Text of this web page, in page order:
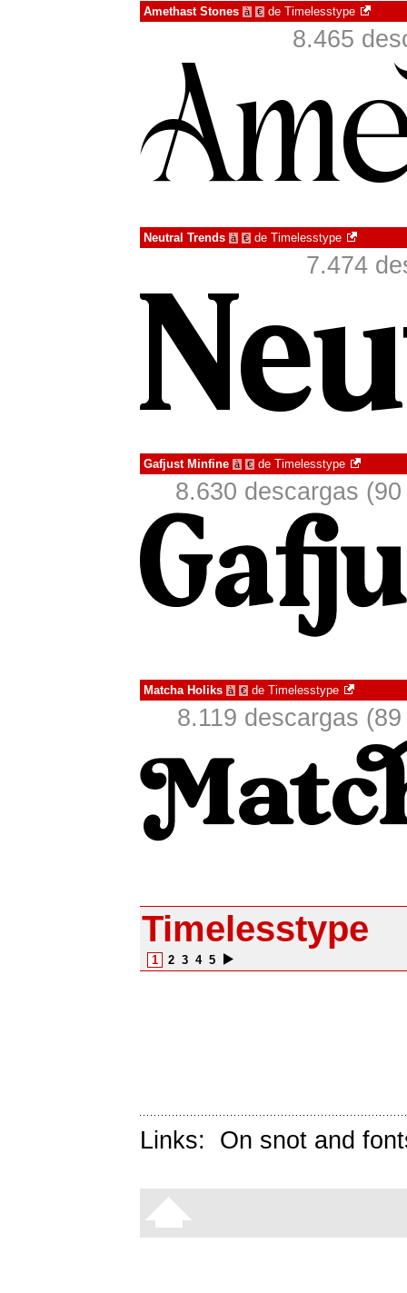
Amethast Stones à € de Timelesstype
8.465
Neutral Trends à € de Timelesstype
7.474
Gafjust Minfine à € de Timelesstype
8.630 descargas
Matcha Holiks à € de Timelesstype
8.119 descargas
Timelesstype
1 2 3 4 5
Links: On snot and